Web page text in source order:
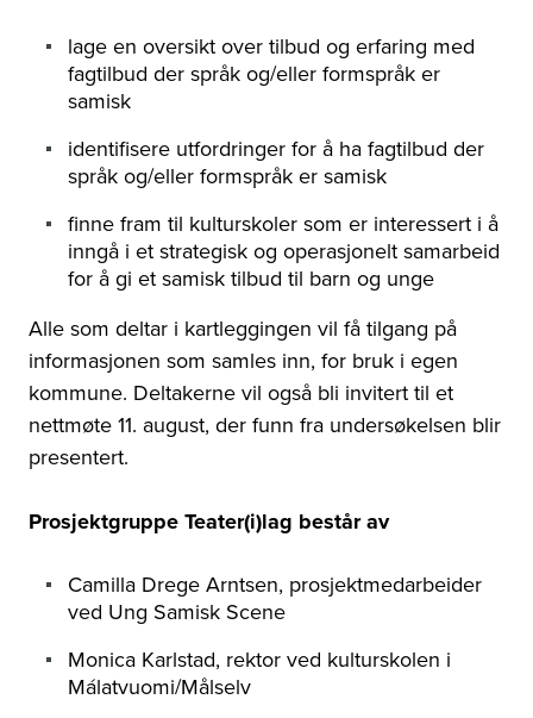
lage en oversikt over tilbud og erfaring med
fagtilbud der språk og/eller formspråk er
samisk
identifisere utfordringer for å ha fagtilbud der
språk og/eller formspråk er samisk
finne fram til kulturskoler som er interessert i å
inngå i et strategisk og operasjonelt samarbeid
for å gi et samisk tilbud til barn og unge
Alle som deltar i kartleggingen vil få tilgang på
informasjonen som samles inn, for bruk i egen
kommune. Deltakerne vil også bli invitert til et
nettmøte 11. august, der funn fra undersøkelsen blir
presentert.
Prosjektgruppe Teater(i)lag består av
Camilla Drege Arntsen, prosjektmedarbeider
ved Ung Samisk Scene
Monica Karlstad, rektor ved kulturskolen i
Málatvuomi/Målselv